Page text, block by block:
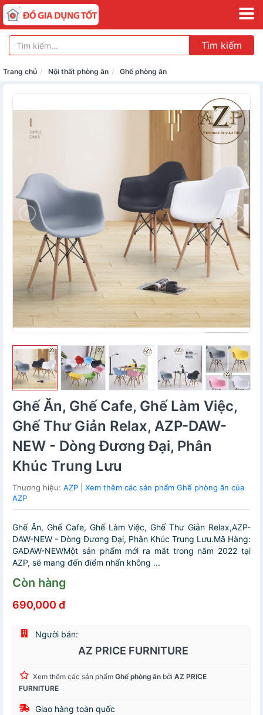
Tìm kiếm
Trang chủ Nội thất phòng ăn Ghế phòng ăn
Ghế Ăn, Ghế Cafe, Ghế Làm Việc,
Ghế Thư Giản Relax, AZP-DAW-
NEW - Dòng Đương Đại, Phân
Khúc Trung Lưu
Thương hiệu: AZP
Xem thêm các sản phẩm Ghế phòng ăn của
AZP
Ghế Ăn, Ghế Cafe, Ghế Làm Việc, Ghế Thư Giản Relax,AZP-
DAW-NEW - Dòng Đương Đại, Phân Khúc Trung Lưu.Mã Hàng:
GADAW-NEWMột sản phẩm mới ra mắt trong năm 2022 tại
AZP, sẽ mang đến điểm nhấn không ...
Còn hàng
690,000 đ
Người bán:
AZ PRICE FURNITURE
Xem thêm các sản phẩm Ghế phòng ăn bởi AZ PRICE
FURNITURE
Giao hàng toàn quốc